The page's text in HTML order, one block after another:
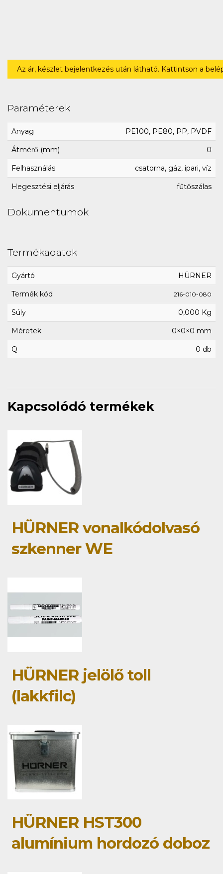
Az ár, készlet bejelentkezés után látható. Kattintson a
Paraméterek
Anyag PE100, PE80, PP, PVDF
Átmérő (mm) 0
Felhasználás csatorna, gáz, ipari, víz
Hegesztési eljárás fűtőszálas
Dokumentumok
Termékadatok
Gyártó HÜRNER
Termék kód 216-010-080
Súly 0,000 Kg
Méretek 0×0×0 mm
Q 0 db
Kapcsolódó termékek
HÜRNER vonalkódolvasó
szkenner WE
HÜRNER jelölő toll
(lakkfilc)
HÜRNER HST300
alumínium hordozó doboz